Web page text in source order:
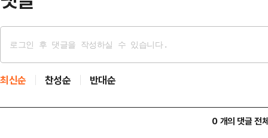
최신순 찬성순 반대순
0 개의 댓글 전